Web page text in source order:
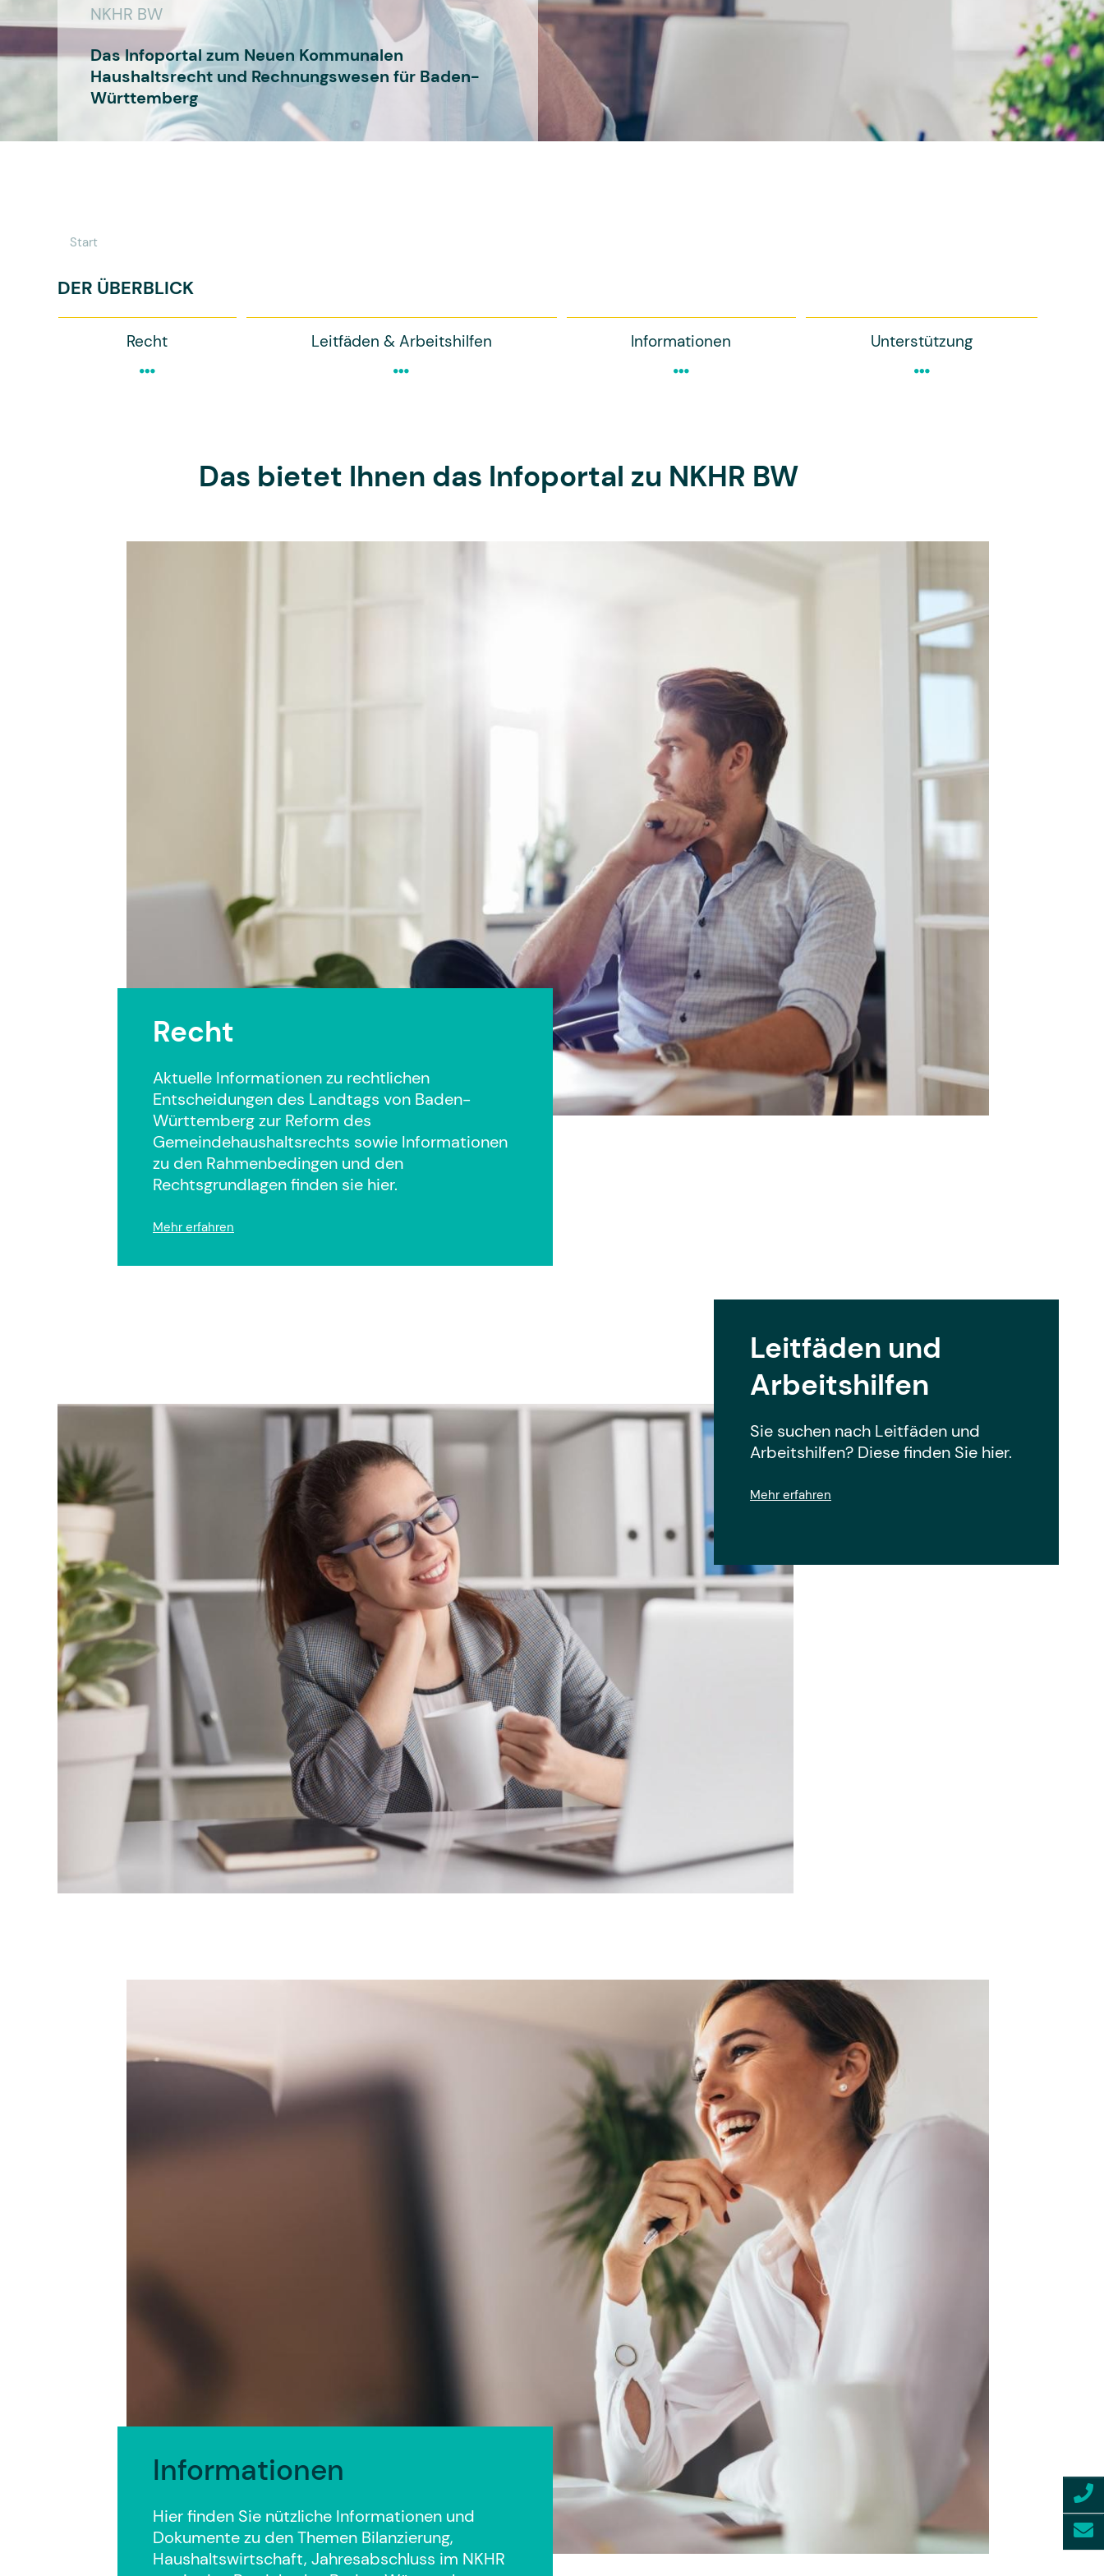
NKHR BW
Das Infoportal zum Neuen Kommunalen
Haushaltsrecht und Rechnungswesen für Baden-
Württemberg
Start
DER ÜBERBLICK
Recht Leitfäden & Arbeitshilfen Informationen Unterstützung
Das bietet Ihnen das Infoportal zu NKHR BW
Recht
Aktuelle Informationen zu rechtlichen
Entscheidungen des Landtags von Baden-
Württemberg zur Reform des
Gemeindehaushaltsrechts sowie Informationen
zu den Rahmenbedingen und den
Rechtsgrundlagen finden sie hier.
Mehr erfahren
Leitfäden und
Arbeitshilfen
Sie suchen nach Leitfäden und
Arbeitshilfen? Diese finden Sie hier.
Mehr erfahren
Informationen
Hier finden Sie nützliche Informationen und
Dokumente zu den Themen Bilanzierung,
Haushaltswirtschaft, Jahresabschluss im NKHR